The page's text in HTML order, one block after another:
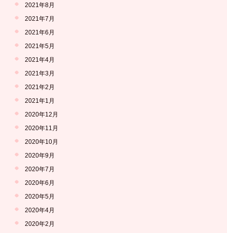
2021年8月
2021年7月
2021年6月
2021年5月
2021年4月
2021年3月
2021年2月
2021年1月
2020年12月
2020年11月
2020年10月
2020年9月
2020年7月
2020年6月
2020年5月
2020年4月
2020年2月